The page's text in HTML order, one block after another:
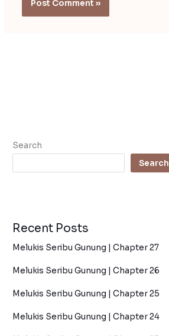
Search
Search
Recent Posts
Melukis Seribu Gunung | Chapter 27
Melukis Seribu Gunung | Chapter 26
Melukis Seribu Gunung | Chapter 25
Melukis Seribu Gunung | Chapter 24